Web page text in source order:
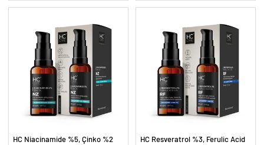
HC Niacinamide %5, Çinko %2
HC Resveratrol %3, Ferulic Acid